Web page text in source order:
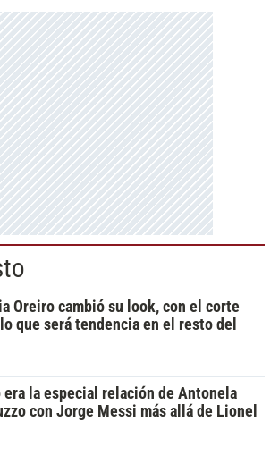
Oreiro cambió su look, con el corte
que será tendencia en el resto del
era la especial relación de Antonela
con Jorge Messi más allá de Lionel